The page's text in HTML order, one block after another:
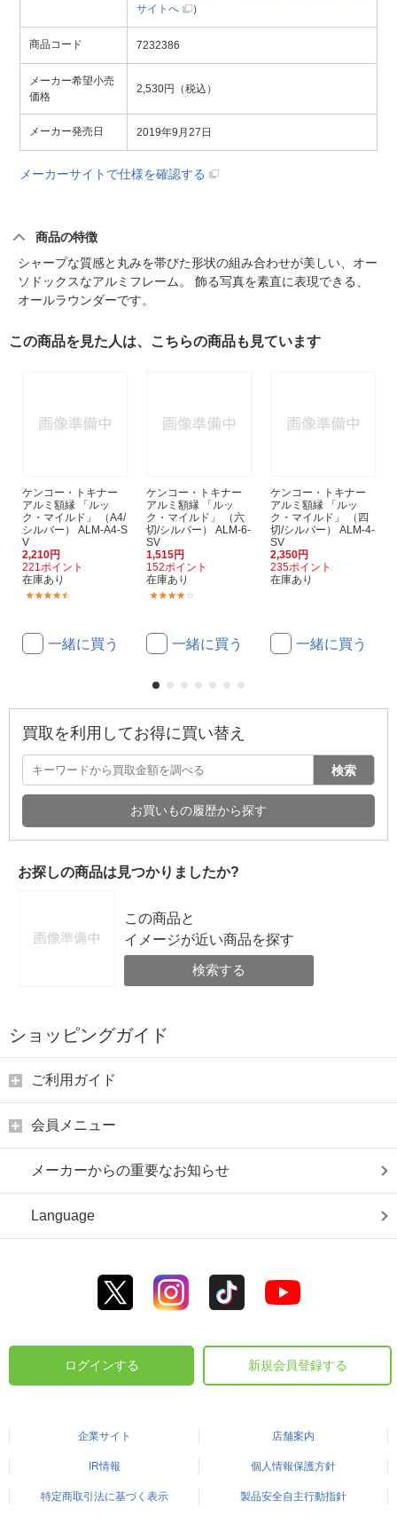
サイトへ
）
商品コード 7232386
メーカー希望小売
価格
2,530円（税込）
メーカー発売日 2019年9月27日
メーカーサイトで仕様を確認する
商品の特徴
シャープな質感と丸みを帯びた形状の組み合わせが美しい、オー
ソドックスなアルミフレーム。 飾る写真を素直に表現できる、
オールラウンダーです。
この商品を見た人は、こちらの商品も見ています
ケンコー・トキナー
アルミ額縁 「ルッ
ク・マイルド」 （A4/
シルバー） ALM-A4-S
V
2,210円
221ポイント
在庫あり
一緒に買う
ケンコー・トキナー
アルミ額縁 「ルッ
ク・マイルド」 （六
切/シルバー） ALM-6-
SV
1,515円
152ポイント
在庫あり
一緒に買う
ケンコー・トキナー
アルミ額縁 「ルッ
ク・マイルド」 （四
切/シルバー） ALM-4-
SV
2,350円
235ポイント
在庫あり
一緒に買う
買取を利用してお得に買い替え
検索
お買いもの履歴から探す
お探しの商品は見つかりましたか?
この商品と
イメージが近い商品を探す
検索する
ショッピングガイド
ご利用ガイド
会員メニュー
メーカーからの重要なお知らせ
Language
ログインする 新規会員登録する
企業サイト 店舗案内
IR情報 個人情報保護方針
特定商取引法に基づく表示 製品安全自主行動指針